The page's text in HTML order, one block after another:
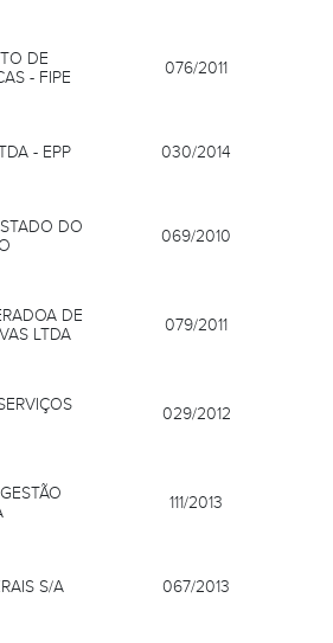
DE
- FIPE
076/2011
- EPP 030/2014
DO
069/2010
DE
LTDA
079/2011
029/2012
111/2013
S/A 067/2013